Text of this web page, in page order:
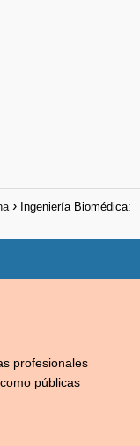
Ingeniería Biomédica:
profesionales
públicas